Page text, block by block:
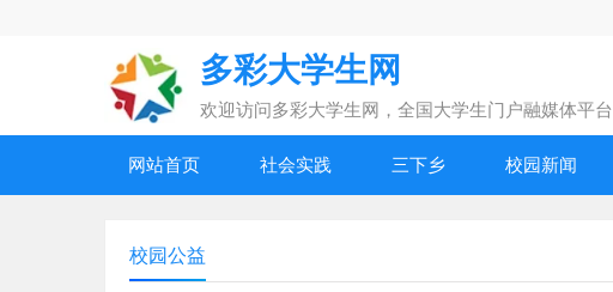
多彩大学生网
欢迎访问多彩大学生网，全国大学生门户融媒体平台
网站首页 社会实践 三下乡 校园新闻
校园公益